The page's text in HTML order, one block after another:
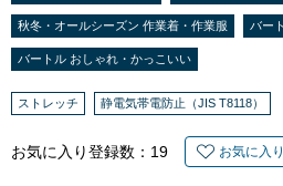
秋冬・オールシーズン 作業着・作業服 バー
バートル おしゃれ・かっこいい
ストレッチ 静電気帯電防止（JIS T8118）
お気に入り登録数： 19 お気に入